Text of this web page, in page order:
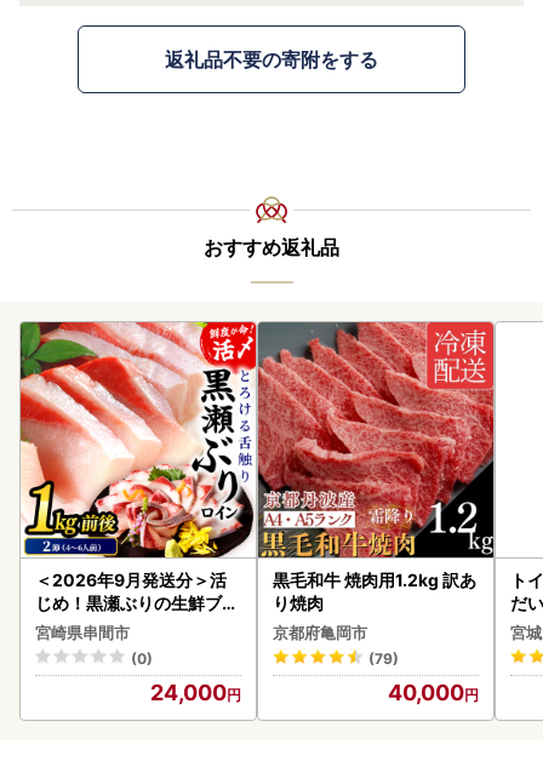
返礼品不要の寄附をする
おすすめ返礼品
＜2026年9月発送分＞活
じめ！黒瀬ぶりの生鮮ブリ
ロイン2節（1.0kg前後）_
K001-012-2609
宮崎県串間市
(0)
24,000
黒毛和牛 焼肉用1.2kg 訳あ
り焼肉
京都府亀岡市
(79)
40,000
ト
だ
6ロ
宮